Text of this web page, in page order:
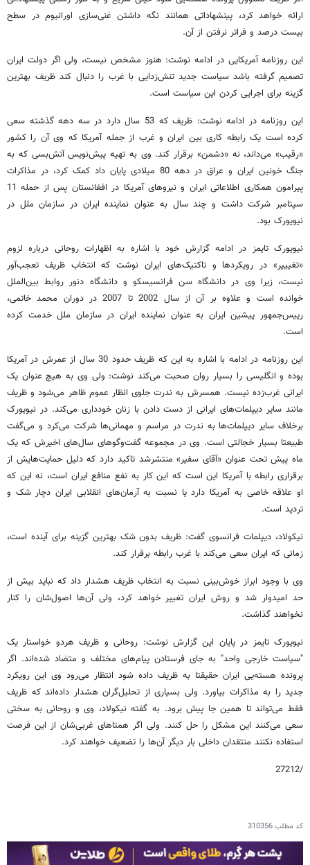
ارائه خواهد کرد، پینشهاداتی همانند نگه داشتن غنی‌سازی اورانیوم در سطح
بیست درصد و فراتر نرفتن از آن.
این روزنامه آمریکایی در ادامه نوشت: هنوز مشخص نیست، ولی اگر دولت ایران
تصمیم‌ گرفته باشد سیاست‌ جدید تنش‌زدایی با غرب را دنبال کند ظریف بهترین
گزینه برای اجرایی کردن این سیاست است.
این روزنامه در ادامه نوشت: ظریف که 53 سال دارد در سه دهه گذشته سعی
کرده است یک رابطه کاری بین ایران و غرب از جمله آمریکا که وی آن را کشور
«رقیب» می‌داند، نه «دشمن» برقرار کند. وی به تهیه پیش‌نویس آتش‌بسی که به
جنگ خونین ایران و عراق در دهه 80 میلادی پایان داد کمک کرد، در مذاکرات
پیرامون همکاری اطلاعاتی ایران و نیروهای آمریکا در افغانستان پس از حمله 11
سپتامبر شرکت داشت و چند سال به عنوان نماینده ایران در سازمان ملل در
نیویورک بود.
نیویورک تایمز در ادامه گزارش خود با اشاره به اظهارات روحانی درباره لزوم
«تغیییر» در رویکردها و تاکتیک‌های ایران نوشت که انتخاب ظریف تعجب‌آور
نیست، زیرا وی در دانشگاه سن فرانسیسکو و دانشگاه دنور روابط بین‌الملل
خوانده است و علاوه بر آن از سال 2002 تا 2007 در دوران محمد خاتمی،
رییس‌جمهور پیشین ایران به عنوان نماینده ایران در سازمان ملل خدمت کرده
است.
این روزنامه در ادامه با اشاره به این که ظریف حدود 30 سال از عمرش در آمریکا
بوده و انگلیسی را بسیار روان صحبت می‌کند نوشت: ولی وی به هیچ عنوان یک
ایرانی غرب‌زده نیست. همسرش به ندرت جلوی انظار عموم ظاهر می‌شود و ظریف
مانند سایر دیپلمات‌های ایرانی از دست دادن با زنان خودداری می‌کند. در نیویورک
برخلاف سایر دیپلمات‌ها به ندرت در مراسم و مهمانی‌ها شرکت می‌کرد و می‌گفت
طبیعتا بسیار خجالتی است. وی در مجموعه گفت‌وگو‌های سال‌های اخیرش که یک
ماه پیش تحت عنوان «آقای سفیر» منتشرشد تاکید دارد که دلیل حمایت‌هایش از
برقراری رابطه با آمریکا این است که این کار به نفع منافع ایران است، نه این که
او علاقه خاصی به آمریکا دارد یا نسبت به آرمان‌های انقلابی ایران دچار شک و
تردید است.
نیکولاد، دیپلمات فرانسوی گفت: ظریف بدون شک بهترین گزینه برای آینده است،
زمانی که ایران سعی می‌کند با غرب رابطه برقرار کند.
وی با وجود ابراز خوش‌بینی نسبت به انتخاب ظریف هشدار داد که نباید بیش از
حد امیدوار شد و روش ایران تغییر خواهد کرد، ولی آن‌ها اصول‌شان را کنار
نخواهند گذاشت.
نیویورک تایمز در پایان این گزارش نوشت: روحانی و ظریف هردو خواستار یک
"سیاست خارجی واحد" به جای فرستادن پیام‌های مختلف و متضاد شده‌اند. اگر
پرونده هسته‌یی ایران حقیقتا به ظریف داده شود انتظار می‌رود وی این رویکرد
جدید را به مذاکرات بیاورد. ولی بسیاری از تحلیل‌گران هشدار داده‌اند که ظریف
فقط می‌تواند تا همین جا پیش برود. به گفته نیکولاد، وی و روحانی به سختی
سعی می‌کنند این مشکل را حل کنند. ولی اگر همتاهای غربی‌شان از این فرصت
استفاده نکنند منتقدان داخلی بار دیگر آن‌ها را تضعیف خواهند کرد.
/27212
کد مطلب310356